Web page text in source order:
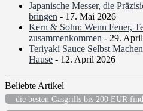
Japanische Messer, die
bringen - 17. Mai 2026
Kern & Sohn: Wenn Feuer,
zusammenkommen - 29.
Teriyaki Sauce Selbst
Hause - 12. April 2026
Beliebte Artikel
die besten Gasgrills bis 200 EUR